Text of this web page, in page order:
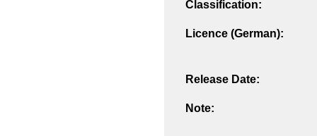
Classification:
Licence (German):
Release Date:
Note: